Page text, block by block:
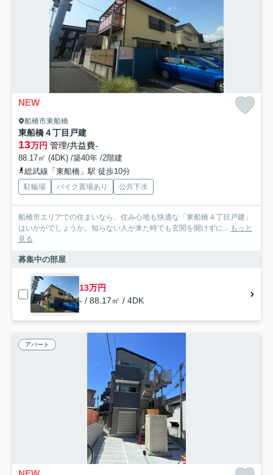
NEW
船橋市東船橋
東船橋４丁目戸建
13万円 管理/共益費-
88.17㎡ (4DK) /築40年 /2階建
総武線「東船橋」駅 徒歩10分
駐輪場 バイク置場あり 公共下水
船橋市エリアでの住まいなら、住み心地も快適な「東船橋４丁目戸建」
はいかがでしょうか。知らない人が来た時でも玄関を開けずに... もっと
見る
募集中の部屋
13万円
- / 88.17㎡ / 4DK
アパート